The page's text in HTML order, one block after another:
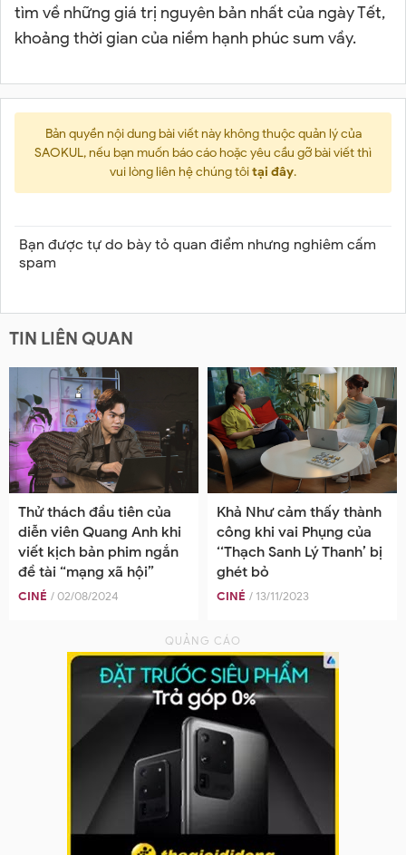
tìm về những giá trị nguyên bản nhất của ngày Tết,
khoảng thời gian của niềm hạnh phúc sum vầy.
Bản quyền nội dung bài viết này không thuộc quản lý của
SAOKUL, nếu bạn muốn báo cáo hoặc yêu cầu gỡ bài viết thì
vui lòng liên hệ chúng tôitại đây.
Bạn được tự do bày tỏ quan điểm nhưng nghiêm cấm
spam
TIN LIÊN QUAN
Thử thách đầu tiên của
diễn viên Quang Anh khi
viết kịch bản phim ngắn
đề tài “mạng xã hội”
CINÉ / 02/08/2024
Khả Như cảm thấy thành
công khi vai Phụng của
‘‘Thạch Sanh Lý Thanh’ bị
ghét bỏ
CINÉ / 13/11/2023